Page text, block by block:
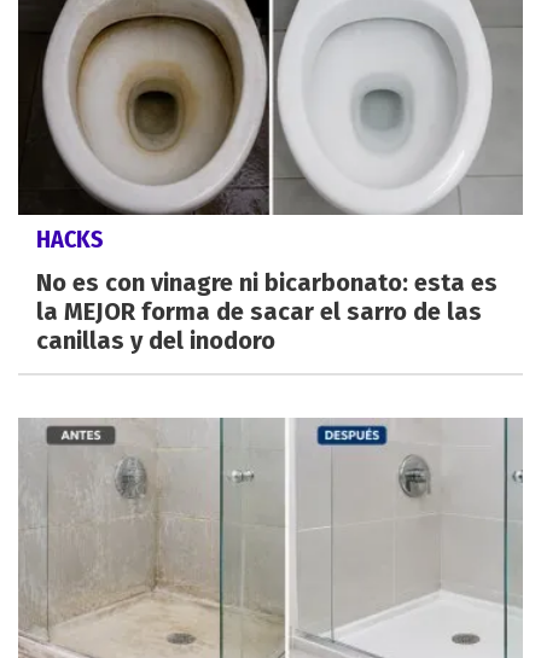
HACKS
No es con vinagre ni bicarbonato: esta es
la MEJOR forma de sacar el sarro de las
canillas y del inodoro